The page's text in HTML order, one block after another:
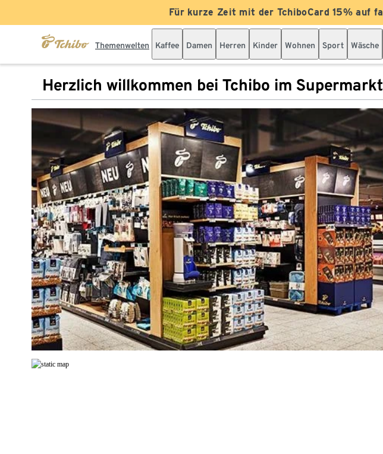
Für kurze Zeit mit der TchiboCard 15% auf
Themenwelten Kaffee Damen Herren Kinder Wohnen Sport Wäsche
Herzlich willkommen bei Tchibo im